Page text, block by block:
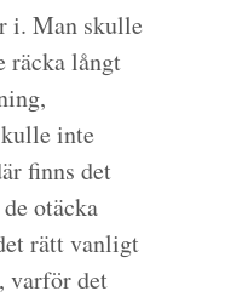
i. Man skulle
räcka långt
inte
finns det
otäcka
rätt vanligt
varför det